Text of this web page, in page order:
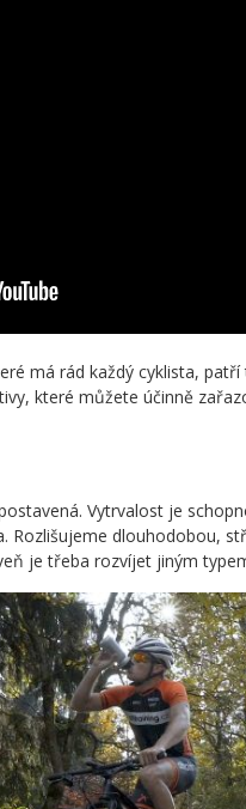
má rád každý cyklista, patří
které můžete účinně
Vytrvalost je
Rozlišujeme dlouhodobou,
je třeba rozvíjet jiným